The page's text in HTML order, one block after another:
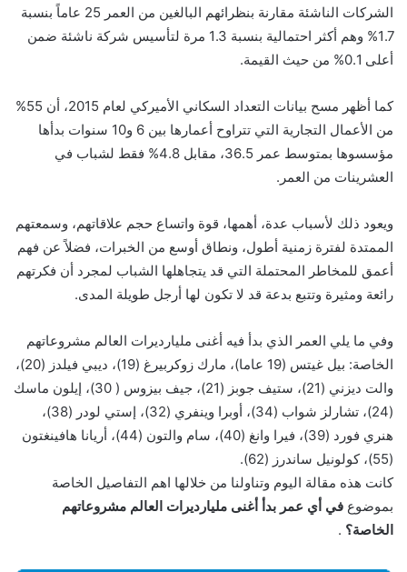
الشركات الناشئة مقارنة بنظرائهم البالغين من العمر 25 عاماً بنسبة
1.7% وهم أكثر احتمالية بنسبة 1.3 مرة لتأسيس شركة ناشئة ضمن
أعلى 0.1% من حيث القيمة.
كما أظهر مسح بيانات التعداد السكاني الأميركي لعام 2015، أن 55%
من الأعمال التجارية التي تتراوح أعمارها بين 6 و10 سنوات بدأها
مؤسسوها بمتوسط عمر 36.5، مقابل 4.8% فقط لشباب في
العشرينات من العمر.
ويعود ذلك لأسباب عدة، أهمها، قوة واتساع حجم علاقاتهم، وسمعتهم
الممتدة لفترة زمنية أطول، ونطاق أوسع من الخبرات، فضلاً عن فهم
أعمق للمخاطر المحتملة التي قد يتجاهلها الشباب لمجرد أن فكرتهم
رائعة ومثيرة وتتبع بدعة قد لا تكون لها أرجل طويلة المدى.
وفي ما يلي العمر الذي بدأ فيه أغنى مليارديرات العالم مشروعاتهم
الخاصة: بيل غيتس (19 عاما)، مارك زوكربيرغ (19)، ديبي فيلدز (20)،
والت ديزني (21)، ستيف جوبز (21)، جيف بيزوس ( 30)، إيلون ماسك
(24)، تشارلز شواب (34)، أوبرا وينفري (32)، إستي لودر (38)،
هنري فورد (39)، فيرا وانغ (40)، سام والتون (44)، أريانا هافينغتون
(55)، كولونيل ساندرز (62).
كانت هذه مقالة اليوم وتناولنا من خلالها اهم التفاصيل الخاصة
بموضوع في أي عمر بدأ أغنى مليارديرات العالم مشروعاتهم
الخاصة؟ .